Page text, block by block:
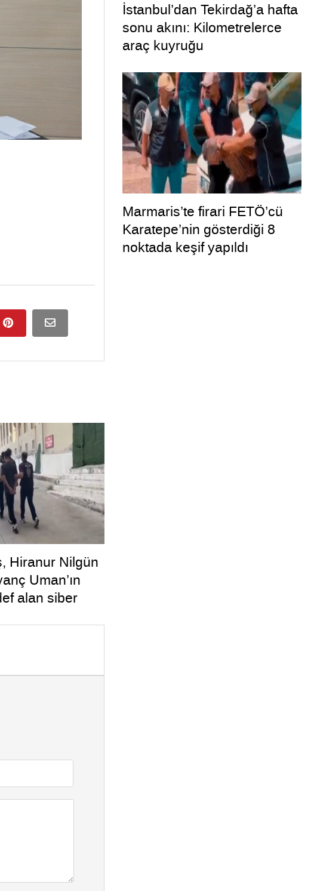
Hiranur Nilgün
Uman’ın
alan siber
İstanbul’dan Tekirdağ’a hafta
sonu akını: Kilometrelerce
araç kuyruğu
Marmaris’te firari FETÖ’cü
Karatepe’nin gösterdiği 8
noktada keşif yapıldı